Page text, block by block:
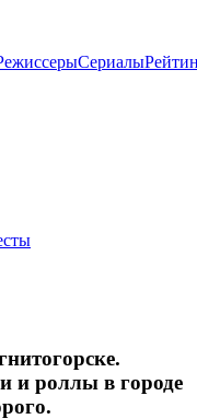
Сериалы
и роллы в городе